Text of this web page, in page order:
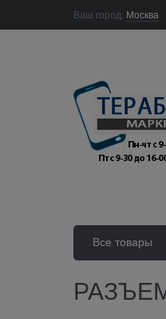
Ваш город: Москва
Все товары